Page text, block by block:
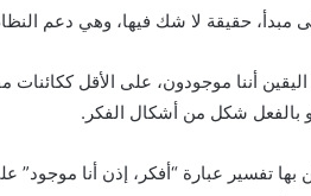
مبدأ، حقيقة لا شك فيها، وهي دعم
اليقين أننا موجودون، على الأقل
بالفعل شكل من أشكال الفكر.
تفسير عبارة “أفكر، إذن أنا موجود”